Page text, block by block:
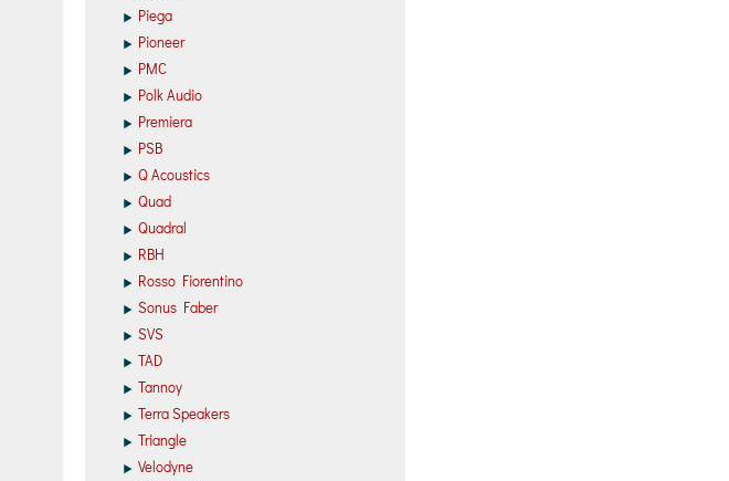
Piega
Pioneer
PMC
Polk Audio
Premiera
PSB
Q Acoustics
Quad
Quadral
RBH
Rosso Fiorentino
Sonus Faber
SVS
TAD
Tannoy
Terra Speakers
Triangle
Velodyne